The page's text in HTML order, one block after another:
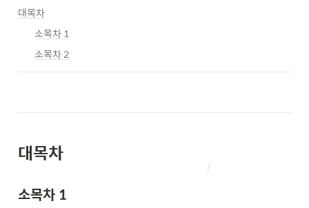
대목차
소목차 1
소목차 2
대목차
소목차 1